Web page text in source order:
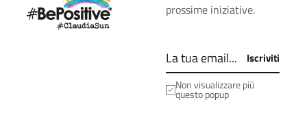
prossime iniziative.
Iscriviti
Non visualizzare più
questo popup